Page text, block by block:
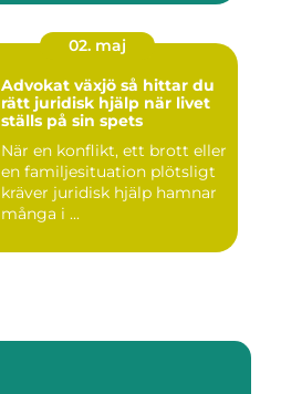
02. maj
Advokat växjö så hittar du
rätt juridisk hjälp när livet
ställs på sin spets
När en konflikt, ett brott eller
en familjesituation plötsligt
kräver juridisk hjälp hamnar
många i ...